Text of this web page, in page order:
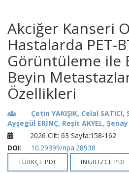
Akciğer Kanseri
Hastalarda PET-
Görüntüleme ile
Beyin
Özellikleri
Çetin YAKIŞIK, Celal
Ayşegül ERİNÇ, Reşit AKYEL, Şenay
2026 Cilt: 63 Sayfa:158-162
DOI:
10.29399/npa.28938
TÜRKÇE PDF İNGİLİZCE PDF